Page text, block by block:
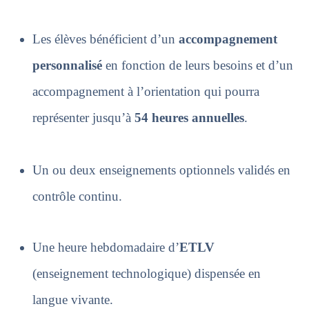
Les élèves bénéficient d’unaccompagnement
personnalisé en fonction de leurs besoins et d’un
accompagnement à l’orientation qui pourra
représenter jusqu’à54 heures annuelles.
Un ou deux enseignements optionnels validés en
contrôle continu.
Une heure hebdomadaire d’ETLV
(enseignement technologique) dispensée en
langue vivante.